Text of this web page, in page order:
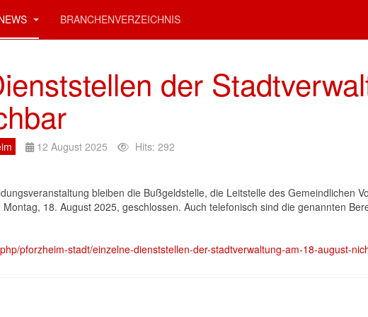
BRANCHENVERZEICHNIS
der
12 August 2025 Hits: 292
bleiben die Bußgeldstelle, die Leitstelle des Gemeindlichen
18. August 2025, geschlossen. Auch telefonisch sind die genannten
pforzheim-stadt/einzelne-dienststellen-der-stadtverwaltung-am-18-august-